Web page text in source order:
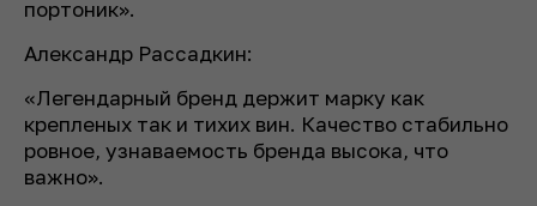
портоник».
Александр Рассадкин:
«Легендарный бренд держит марку как
крепленых так и тихих вин. Качество стабильно
ровное, узнаваемость бренда высока, что
важно».